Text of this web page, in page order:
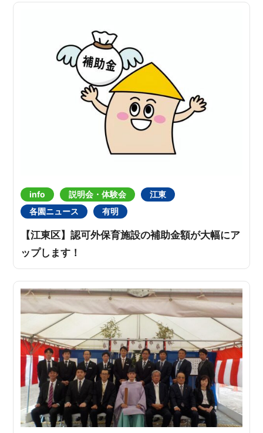
info 説明会・体験会
江東
各園ニュース
有明
【江東区】認可外保育施設の補助金額が大幅にア
ップします！